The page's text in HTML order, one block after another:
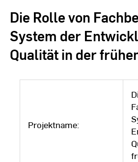
in der frühen
Bildung
Die Rolle von
System der
Qualität in der
Projektname: